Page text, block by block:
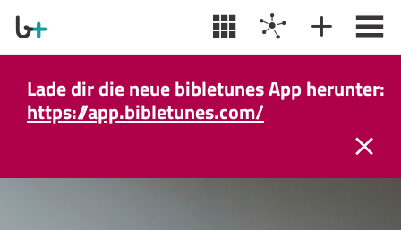
Lade dir die neue bibletunes App herunter:
https://app.bibletunes.com/